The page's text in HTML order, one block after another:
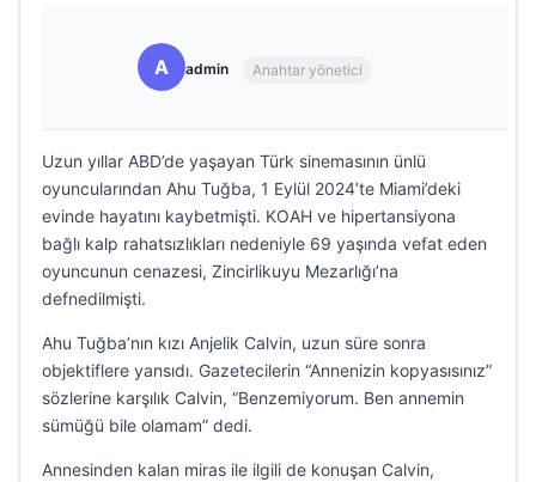
A admin Anahtar yönetici
Uzun yıllar ABD’de yaşayan Türk sinemasının ünlü
oyuncularından Ahu Tuğba, 1 Eylül 2024’te Miami’deki
evinde hayatını kaybetmişti. KOAH ve hipertansiyona
bağlı kalp rahatsızlıkları nedeniyle 69 yaşında vefat eden
oyuncunun cenazesi, Zincirlikuyu Mezarlığı’na
defnedilmişti.
Ahu Tuğba’nın kızı Anjelik Calvin, uzun süre sonra
objektiflere yansıdı. Gazetecilerin “Annenizin kopyasısınız”
sözlerine karşılık Calvin, “Benzemiyorum. Ben annemin
sümüğü bile olamam” dedi.
Annesinden kalan miras ile ilgili de konuşan Calvin,